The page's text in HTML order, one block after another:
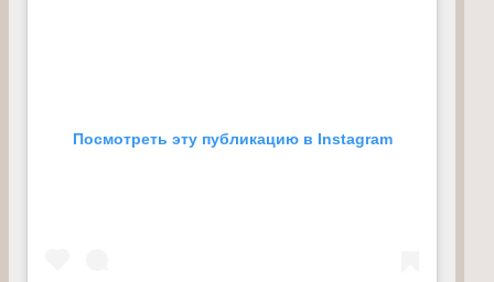
Посмотреть эту публикацию в Instagram